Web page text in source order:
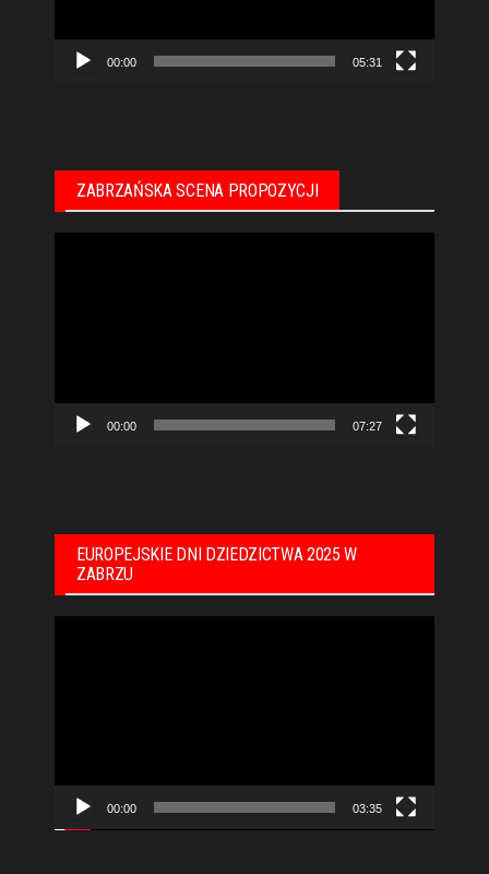
00:00 05:31
ZABRZAŃSKA SCENA PROPOZYCJI
00:00 07:27
EUROPEJSKIE DNI DZIEDZICTWA 2025 W
ZABRZU
00:00 03:35